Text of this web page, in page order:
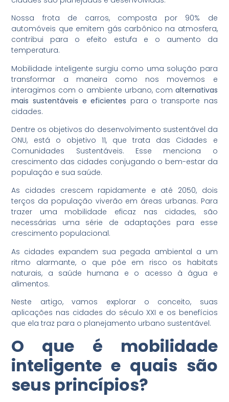
Nossa frota de carros, composta por 90% de
automóveis que emitem gás carbônico na atmosfera,
contribui para o efeito estufa e o aumento da
temperatura.
Mobilidade inteligente surgiu como uma solução para
transformar a maneira como nos movemos e
interagimos com o ambiente urbano, com alternativas
mais sustentáveis e eficientes para o transporte nas
cidades.
Dentre os objetivos do desenvolvimento sustentável da
ONU, está o objetivo 11, que trata das Cidades e
Comunidades Sustentáveis. Esse menciona o
crescimento das cidades conjugando o bem-estar da
população e sua saúde.
As cidades crescem rapidamente e até 2050, dois
terços da população viverão em áreas urbanas. Para
trazer uma mobilidade eficaz nas cidades, são
necessárias uma série de adaptações para esse
crescimento populacional.
As cidades expandem sua pegada ambiental a um
ritmo alarmante, o que põe em risco os habitats
naturais, a saúde humana e o acesso à água e
alimentos.
Neste artigo, vamos explorar o conceito, suas
aplicações nas cidades do século XXI e os benefícios
que ela traz para o planejamento urbano sustentável.
O que é mobilidade
inteligente e quais são
seus princípios?